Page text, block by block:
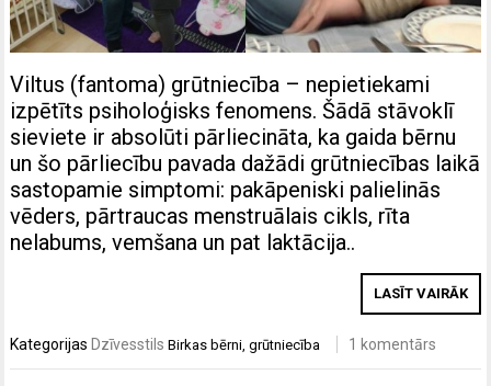
Viltus (fantoma) grūtniecība – nepietiekami
izpētīts psiholoģisks fenomens. Šādā stāvoklī
sieviete ir absolūti pārliecināta, ka gaida bērnu
un šo pārliecību pavada dažādi grūtniecības laikā
sastopamie simptomi: pakāpeniski palielinās
vēders, pārtraucas menstruālais cikls, rīta
nelabums, vemšana un pat laktācija..
LASĪT VAIRĀK
KategorijasDzīvesstils Birkasbērni ,grūtniecība 1 komentārs